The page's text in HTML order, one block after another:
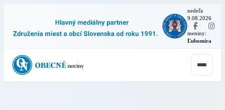
nedeľa
9.08.2026
·
meniny:
Ľubomíra